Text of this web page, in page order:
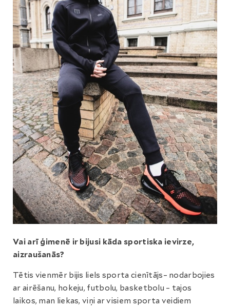
Vai arī ģimenē ir bijusi kāda sportiska ievirze,
aizraušanās?
Tētis vienmēr bijis liels sporta cienītājs– nodarbojies
ar airēšanu, hokeju, futbolu, basketbolu – tajos
laikos, man liekas, viņi ar visiem sporta veidiem